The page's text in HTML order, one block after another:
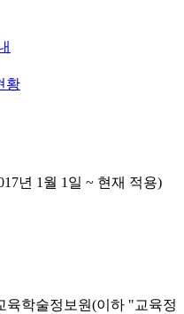
황
년 1월 1일 ~ 현재 적용)
육학술정보원(이하 "교육정